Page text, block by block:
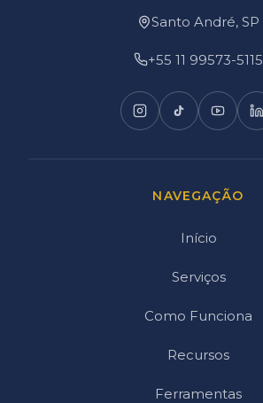
Santo André, SP
+55 11 99573-5115
NAVEGAÇÃO
Início
Serviços
Como Funciona
Recursos
Ferramentas